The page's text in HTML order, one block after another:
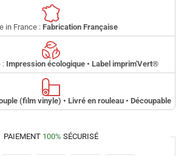
in France :Fabrication Française
: Impression écologique • Label imprim'Vert®
(film vinyle) • Livré en rouleau • Découpable
PAIEMENT 100% SÉCURISÉ